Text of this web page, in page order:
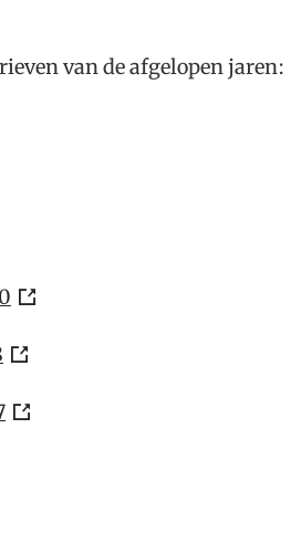
van de afgelopen jaren: